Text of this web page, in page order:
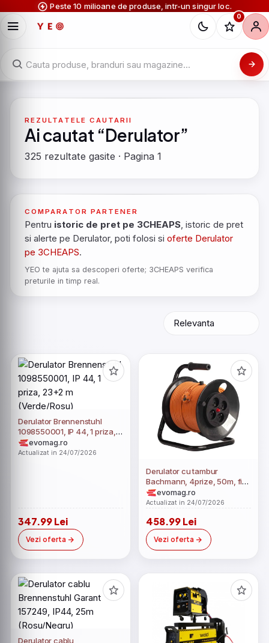
Peste 10 milioane de produse, intr-un singur loc.
0
REZULTATELE CAUTARII
Ai cautat “Derulator”
325 rezultate gasite · Pagina 1
COMPARATOR PARTENER
Pentru istoric de pret pe 3CHEAPS, istoric de pret
si alerte pe Derulator, poti folosi si oferte Derulator
pe 3CHEAPS.
YEO te ajuta sa descoperi oferte; 3CHEAPS verifica
preturile in timp real.
Derulator Brennenstuhl
1098550001, IP 44, 1 priza,
23+2 m (Verde/Rosu)
evomag.ro
Actualizat in 24/07/2026
347.99 Lei
Vezi oferta
Derulator cu tambur
Bachmann, 4prize, 50m, fisa
Schuko dreapta, protectii:
suprasarcina, contact,
evomag.ro
Actualizat in 24/07/2026
458.99 Lei
Vezi oferta
Derulator cablu